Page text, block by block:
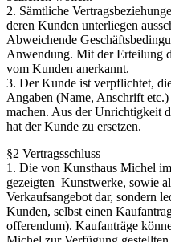
2. Sämtliche
deren Kunden unterliegen
Abweichende
Anwendung. Mit der Erteilung
vom Kunden anerkannt.
3. Der Kunde ist verpflichtet,
Angaben (Name, Anschrift
machen. Aus der Unrichtigkeit
hat der Kunde zu ersetzen.
§2 Vertragsschluss
1. Die von Kunsthaus Michel
gezeigten Kunstwerke, sowie
Verkaufsangebot dar, sondern
Kunden, selbst einen
offerendum). Kaufanträge